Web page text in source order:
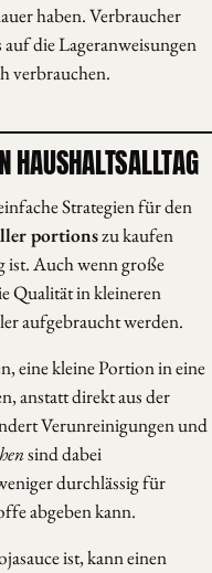
haben. Verbraucher
die Lageranweisungen
verbrauchen.
HAUSHALTSALLTAG
Strategien für den
portionszu kaufen
ist. Auch wenn große
Qualität in kleineren
aufgebraucht werden.
eine kleine Portion in eine
anstatt direkt aus der
Verunreinigungen und
sind dabei
durchlässig für
abgeben kann.
ist, kann einen